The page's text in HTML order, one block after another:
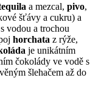
a mezcal, pivo,
šťávy a cukru) a
vodou a trochou
horchata z rýže,
je unikátním
čokolády ve vodě s
šlehačem až do